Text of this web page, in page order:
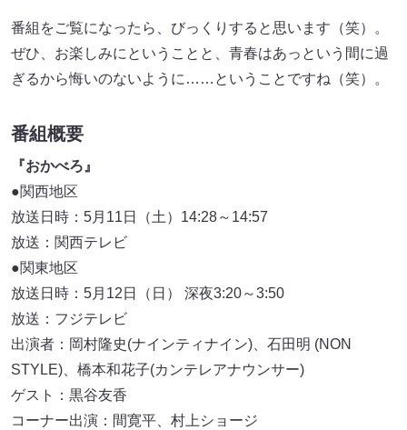
番組をご覧になったら、びっくりすると思います（笑）。
ぜひ、お楽しみにということと、青春はあっという間に過
ぎるから悔いのないように……ということですね（笑）。
番組概要
『おかべろ』
●関西地区
放送日時：5月11日（土）14:28～14:57
放送：関西テレビ
●関東地区
放送日時：5月12日（日） 深夜3:20～3:50
放送：フジテレビ
出演者：岡村隆史(ナインティナイン)、石田明 (NON
STYLE)、橋本和花子(カンテレアナウンサー)
ゲスト：黒谷友香
コーナー出演：間寛平、村上ショージ